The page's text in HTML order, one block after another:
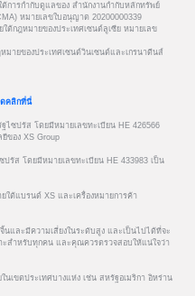
ต้การกำกับดูแลของ สำนักงานกำกับหลักทรัพย์
หมายเลขใบอนุญาต 20200000339
ต้กฎหมายของประเทศเซนต์ลูเซีย หมายเลข
ายของประเทศเซนต์วินเซนต์และเกรนาดีนส์
คลิกที่นี่
ไซปรัส โดยมีหมายเลขทะเบียน HE 426566
ของ XS Group
รัส โดยมีหมายเลขทะเบียน HE 433983 เป็น
ใต้แบรนด์ XS และเครื่องหมายการค้า
นและมีความเสี่ยงในระดับสูง และเป็นไปได้ที่จะ
สำหรับทุกคน และคุณควรตรวจสอบให้แน่ใจว่า
นเขตประเทศบางแห่ง เช่น สหรัฐอเมริกา อิหร่าน